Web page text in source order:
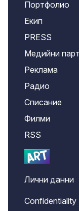
Портфолио
Екип
PRESS
Медийни
Реклама
Радио
Списание
Филми
RSS
Лични данни
Confidentiality